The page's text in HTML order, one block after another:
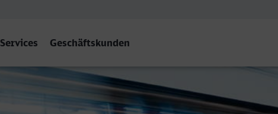
Geschäftskunden